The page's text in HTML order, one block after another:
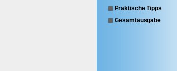
Praktische Tipps
Gesamtausgabe